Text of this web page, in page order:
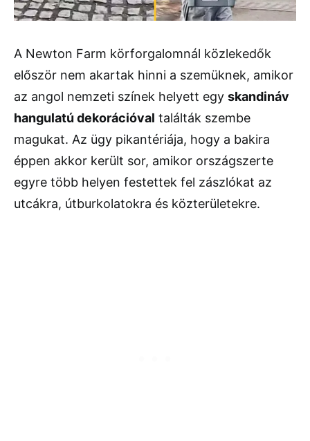
A Newton Farm körforgalomnál közlekedők
először nem akartak hinni a szemüknek, amikor
az angol nemzeti színek helyett egy skandináv
hangulatú dekorációval találták szembe
magukat. Az ügy pikantériája, hogy a bakira
éppen akkor került sor, amikor országszerte
egyre több helyen festettek fel zászlókat az
utcákra, útburkolatokra és közterületekre.